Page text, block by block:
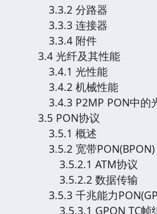
3.3.2 分路器
3.3.3 连接器
3.3.4 附件
3.4 光纤及其性能
3.4.1 光性能
3.4.2 机械性能
3.4.3 P2MP PON中的
3.5 PON协议
3.5.1 概述
3.5.2 宽带
3.5.2.1 ATM协议
3.5.2.2 数据传输
3.5.3 千兆能力
3.5.3.1 GPON TC帧